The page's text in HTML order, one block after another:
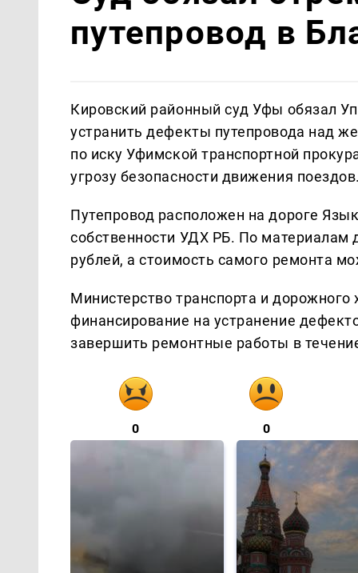
путепровод в
Кировский районный суд Уфы обязал
устранить дефекты путепровода над
по иску Уфимской транспортной
угрозу безопасности движения
Путепровод расположен на дороге
собственности УДХ РБ. По
рублей, а стоимость самого ремонта
Министерство транспорта и
финансирование на устранение
завершить ремонтные работы в
0 0